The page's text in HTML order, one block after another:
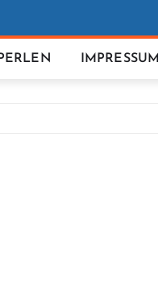
IMPRESSUM